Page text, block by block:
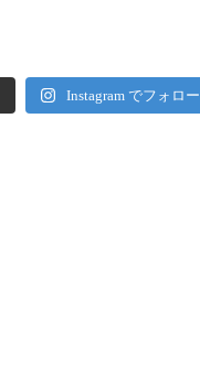
Instagram でフォロー